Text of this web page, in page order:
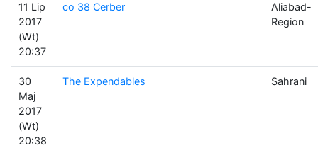
11 Lip
2017
(Wt)
20:37
co 38 Cerber
Aliabad-
Region
30
Maj
2017
(Wt)
20:38
The Expendables Sahrani